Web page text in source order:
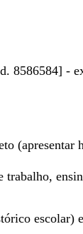
8586584] -